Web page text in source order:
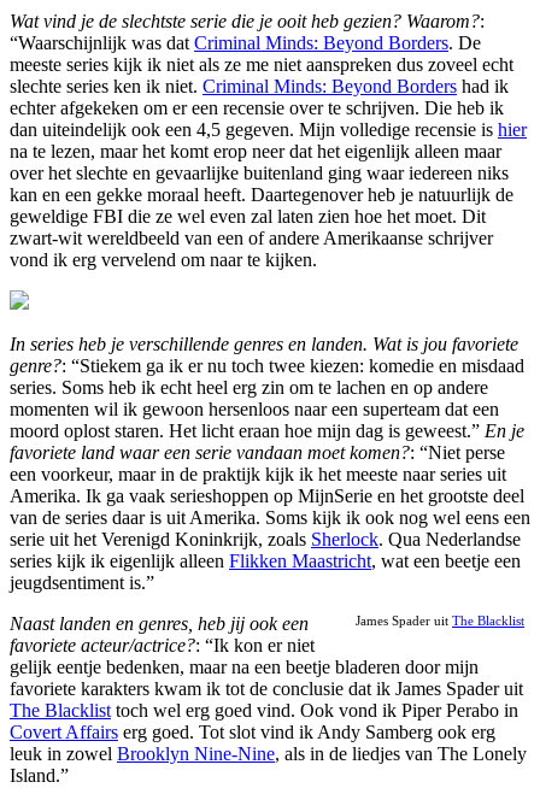
Wat vind je de slechtste serie die je ooit heb gezien? Waarom?:
“Waarschijnlijk was datCriminal Minds: Beyond Borders. De
meeste series kijk ik niet als ze me niet aanspreken dus zoveel echt
slechte series ken ik niet. Criminal Minds: Beyond Borders had ik
echter afgekeken om er een recensie over te schrijven. Die heb ik
dan uiteindelijk ook een 4,5 gegeven. Mijn volledige recensie is hier
na te lezen, maar het komt erop neer dat het eigenlijk alleen maar
over het slechte en gevaarlijke buitenland ging waar iedereen niks
kan en een gekke moraal heeft. Daartegenover heb je natuurlijk de
geweldige FBI die ze wel even zal laten zien hoe het moet. Dit
zwart-wit wereldbeeld van een of andere Amerikaanse schrijver
vond ik erg vervelend om naar te kijken.
In series heb je verschillende genres en landen. Wat is jou favoriete
genre?: “Stiekem ga ik er nu toch twee kiezen: komedie en misdaad
series. Soms heb ik echt heel erg zin om te lachen en op andere
momenten wil ik gewoon hersenloos naar een superteam dat een
moord oplost staren. Het licht eraan hoe mijn dag is geweest.” En je
favoriete land waar een serie vandaan moet komen?: “Niet perse
een voorkeur, maar in de praktijk kijk ik het meeste naar series uit
Amerika. Ik ga vaak serieshoppen op MijnSerie en het grootste deel
van de series daar is uit Amerika. Soms kijk ik ook nog wel eens een
serie uit het Verenigd Koninkrijk, zoals Sherlock. Qua Nederlandse
series kijk ik eigenlijk alleen Flikken Maastricht, wat een beetje een
jeugdsentiment is.”
James Spader uit The Blacklist
Naast landen en genres, heb jij ook een
favoriete acteur/actrice?: “Ik kon er niet
gelijk eentje bedenken, maar na een beetje bladeren door mijn
favoriete karakters kwam ik tot de conclusie dat ik James Spader uit
The Blacklisttoch wel erg goed vind. Ook vond ik Piper Perabo in
Covert Affairs erg goed. Tot slot vind ik Andy Samberg ook erg
leuk in zowel Brooklyn Nine-Nine, als in de liedjes van The Lonely
Island.”